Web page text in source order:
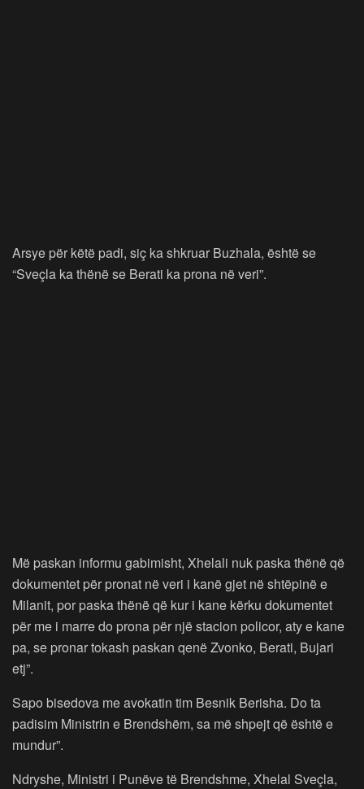
Arsye për këtë padi, siç ka shkruar Buzhala, është se
“Sveçla ka thënë se Berati ka prona në veri”.
Më paskan informu gabimisht, Xhelali nuk paska thënë që
dokumentet për pronat në veri i kanë gjet në shtëpinë e
Milanit, por paska thënë që kur i kane kërku dokumentet
për me i marre do prona për një stacion policor, aty e kane
pa, se pronar tokash paskan qenë Zvonko, Berati, Bujari
etj”.
Sapo bisedova me avokatin tim Besnik Berisha. Do ta
padisim Ministrin e Brendshëm, sa më shpejt që është e
mundur”.
Ndryshe, Ministri i Punëve të Brendshme, Xhelal Sveçla,